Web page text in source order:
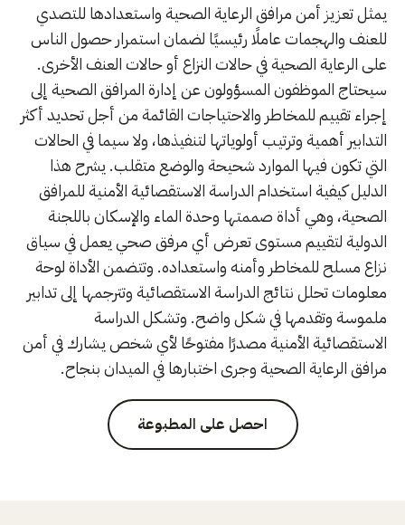
يمثل تعزيز أمن مرافق الرعاية الصحية واستعدادها للتصدي
للعنف والهجمات عاملًا رئيسيًا لضمان استمرار حصول الناس
على الرعاية الصحية في حالات النزاع أو حالات العنف الأخرى.
سيحتاج الموظفون المسؤولون عن إدارة المرافق الصحية إلى
إجراء تقييم للمخاطر والاحتياجات القائمة من أجل تحديد أكثر
التدابير أهمية وترتيب أولوياتها لتنفيذها، ولا سيما في الحالات
التي تكون فيها الموارد شحيحة والوضع متقلب. يشرح هذا
الدليل كيفية استخدام الدراسة الاستقصائية الأمنية للمرافق
الصحية، وهي أداة صممتها وحدة الماء والإسكان باللجنة
الدولية لتقييم مستوى تعرض أي مرفق صحي يعمل في سياق
نزاع مسلح للمخاطر وأمنه واستعداده. وتتضمن الأداة لوحة
معلومات تحلل نتائج الدراسة الاستقصائية وتترجمها إلى تدابير
ملموسة وتقدمها في شكل واضح. وتشكل الدراسة
الاستقصائية الأمنية مصدرًا مفتوحًا لأي شخص يشارك في أمن
مرافق الرعاية الصحية وجرى اختبارها في الميدان بنجاح.
احصل على المطبوعة